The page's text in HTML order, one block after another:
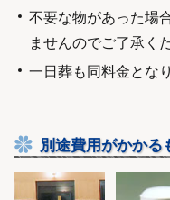
不要な物があった場
ませんのでご了承く
一日葬も同料金とな
別途費用がかかる